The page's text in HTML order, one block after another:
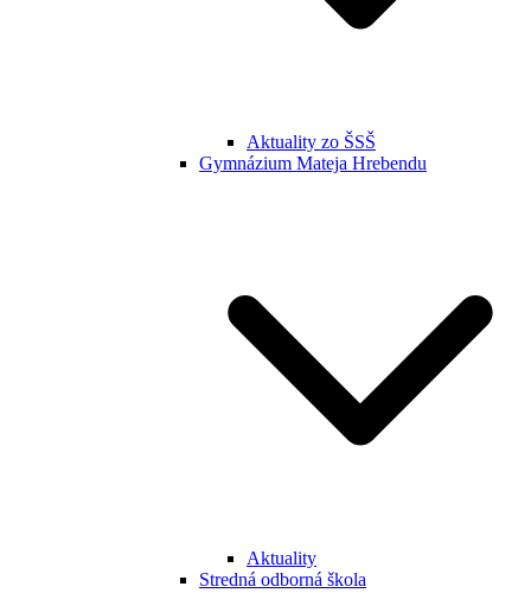
Aktuality zo ŠSŠ
Gymnázium Mateja Hrebendu
Aktuality
Stredná odborná škola